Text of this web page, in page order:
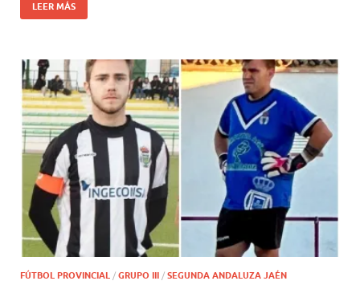
LEER MÁS
FÚTBOL PROVINCIAL / GRUPO III / SEGUNDA ANDALUZA JAÉN